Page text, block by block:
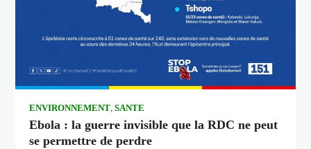
ENVIRONNEMENT,SANTE
Ebola : la guerre invisible que la RDC ne peut
se permettre de perdre